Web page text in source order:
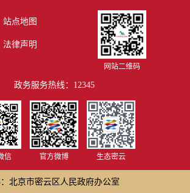
站点地图
法律声明
网站二维码
政务服务热线：12345
信 官方微博 生态密云
北京市密云区人民政府办公室